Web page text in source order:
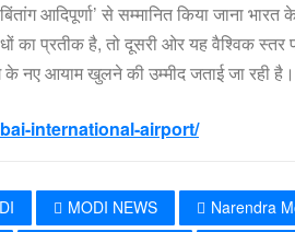
आदिपूर्णा’ से सम्मानित किया जाना भारत
का प्रतीक है, तो दूसरी ओर यह वैश्विक स्तर
के नए आयाम खुलने की उम्मीद जताई जा रही है।
international-airport/
MODI NEWS
Narendra